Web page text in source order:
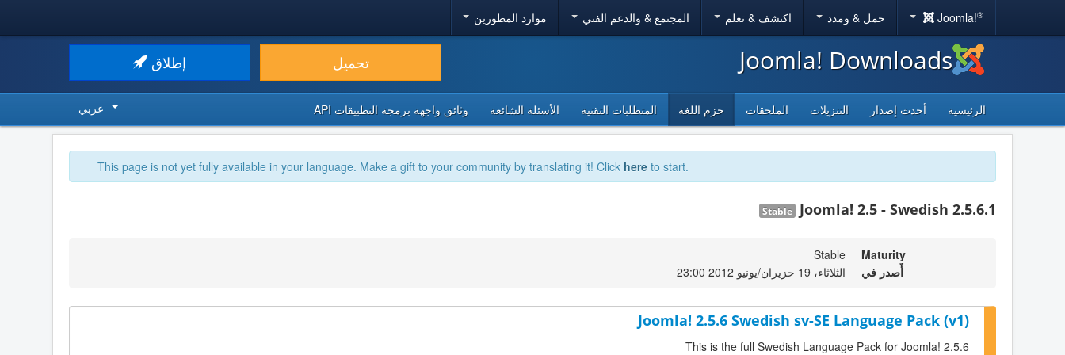
Joomla!® حمل & ومدد اكتشف & تعلم المجتمع & والدعم الفني موارد المطورين
Joomla! Downloads تحميل إطلاق
الرئيسية أحدث إصدار التنزيلات الملحقات حزم اللغة المتطلبات التقنية الأسئلة الشائعة وثائق واجهة برمجة التطبيقات API عربي
This page is not yet fully available in your language. Make a gift to your community by translating it! Click here to start.
Joomla! 2.5 - Swedish 2.5.6.1
Stable
Maturity
Stable
أٌصدر في
الثلاثاء، 19 حزيران/يونيو 2012 23:00
Joomla! 2.5.6 Swedish sv-SE Language Pack (v1)
This is the full Swedish Language Pack for Joomla! 2.5.6